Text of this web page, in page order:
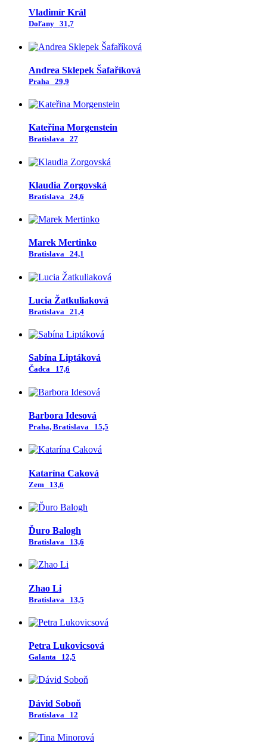
Vladimír Král
Doľany 31,7
Andrea Sklepek Šafaříková
Praha 29,9
Kateřina Morgenstein
Bratislava 27
Klaudia Zorgovská
Bratislava 24,6
Marek Mertinko
Bratislava 24,1
Lucia Žatkuliaková
Bratislava 21,4
Sabína Liptáková
Čadca 17,6
Barbora Idesová
Praha, Bratislava 15,5
Katarína Caková
Zem 13,6
Ďuro Balogh
Bratislava 13,6
Zhao Li
Bratislava 13,5
Petra Lukovicsová
Galanta 12,5
Dávid Soboň
Bratislava 12